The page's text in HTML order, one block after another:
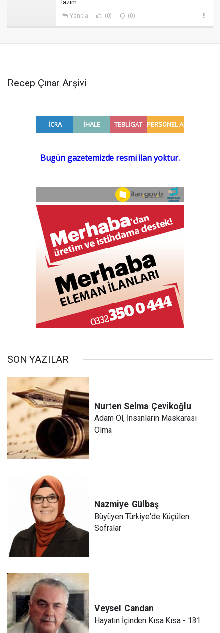
lazım.
Yanıtla (0) (0)
Recep Çınar Arşivi
SON YAZILAR
Nurten Selma Çevikoğlu
Adam Ol, İnsanların Maskarası
Olma
Nazmiye Gülbaş
Büyüyen Türkiye'de Küçülen
Sofralar
Veysel Candan
Hayatın İçinden Kısa Kısa - 181